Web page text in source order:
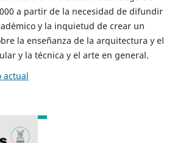
a partir de la necesidad de difundir
y la inquietud de crear un
la enseñanza de la arquitectura y el
y la técnica y el arte en general.
actual